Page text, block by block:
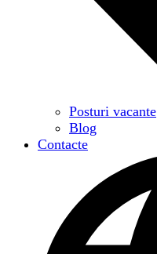
Posturi vacante
Blog
Contacte